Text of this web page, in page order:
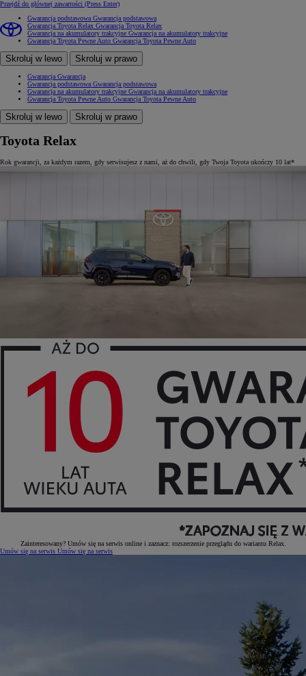
Przejdź do głównej zawartości (Press Enter)
Gwarancja podstawowa Gwarancja podstawowa
Gwarancja Toyota Relax Gwarancja Toyota Relax
Gwarancja na akumulatory trakcyjne Gwarancja na akumulatory trakcyjne
Gwarancja Toyota Pewne Auto Gwarancja Toyota Pewne Auto
Skroluj w lewo Skroluj w prawo
Gwarancja Gwarancja
Gwarancja podstawowa Gwarancja podstawowa
Gwarancja na akumulatory trakcyjne Gwarancja na akumulatory trakcyjne
Gwarancja Toyota Pewne Auto Gwarancja Toyota Pewne Auto
Skroluj w lewo Skroluj w prawo
Toyota Relax
Rok gwarancji, za każdym razem, gdy serwisujesz z nami, aż do chwili, gdy Twoja Toyota ukończy 10 lat*
Zainteresowany? Umów się na serwis online i zaznacz: rozszerzenie przeglądu do wariantu Relax.
Umów się na serwis Umów się na serwis